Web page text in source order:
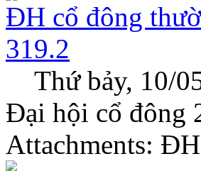
ĐH cổ đông
319.2
Thứ bảy, 10/
Đại hội cổ đông
Attachments: